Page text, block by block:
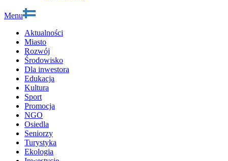
Menu
Aktualności
Miasto
Rozwój
Środowisko
Dla inwestora
Edukacja
Kultura
Sport
Promocja
NGO
Osiedla
Seniorzy
Turystyka
Ekologia